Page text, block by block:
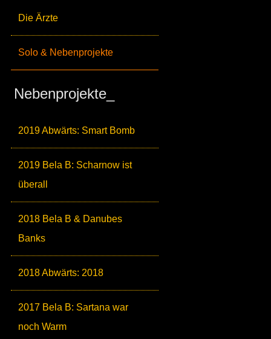
Die Ärzte
Solo & Nebenprojekte
Nebenprojekte_
2019 Abwärts: Smart Bomb
2019 Bela B: Scharnow ist
überall
2018 Bela B & Danubes
Banks
2018 Abwärts: 2018
2017 Bela B: Sartana war
noch Warm